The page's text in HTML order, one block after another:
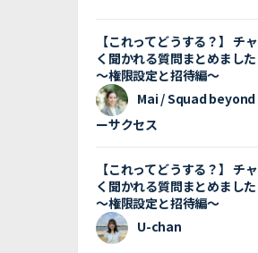
【これってどうする？】 チ
く聞かれる質問まとめまし
〜権限設定と招待編〜
Mai / Squad beyond
ーサクセス
【これってどうする？】 チ
く聞かれる質問まとめまし
〜権限設定と招待編〜
U-chan